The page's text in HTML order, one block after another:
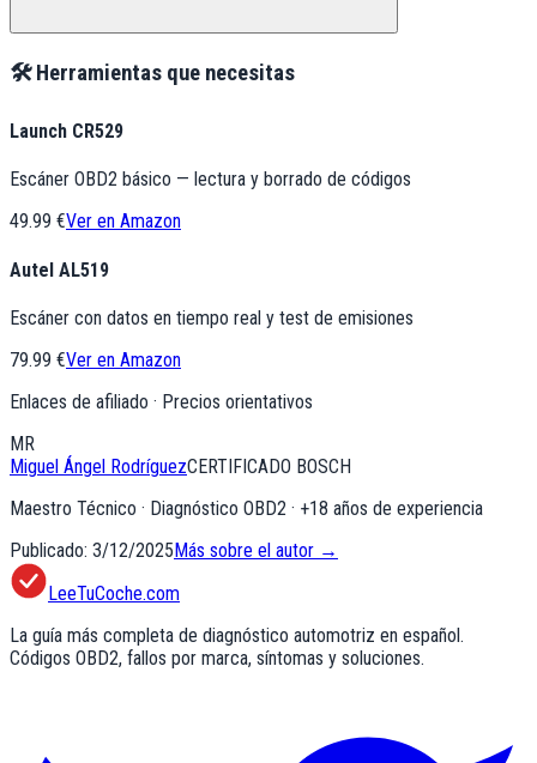
🛠️ Herramientas que necesitas
Launch CR529
Escáner OBD2 básico — lectura y borrado de códigos
49.99 €Ver en Amazon
Autel AL519
Escáner con datos en tiempo real y test de emisiones
79.99 €Ver en Amazon
Enlaces de afiliado · Precios orientativos
MR
Miguel Ángel RodríguezCERTIFICADO BOSCH
Maestro Técnico · Diagnóstico OBD2 · +18 años de experiencia
Publicado: 3/12/2025Más sobre el autor →
LeeTuCoche.com
La guía más completa de diagnóstico automotriz en español.
Códigos OBD2, fallos por marca, síntomas y soluciones.